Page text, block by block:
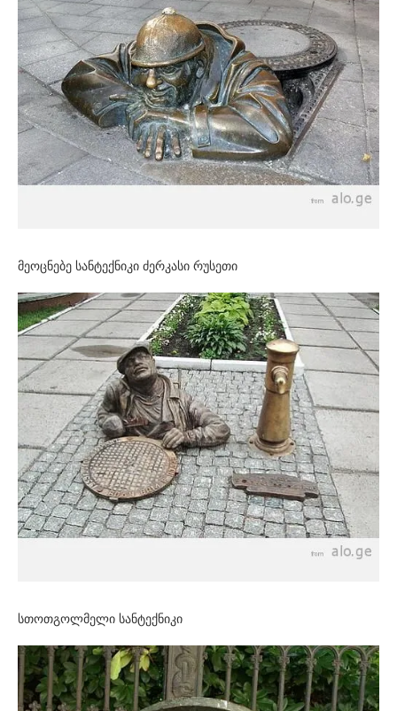
მეოცნებე სანტექნიკი ძერკასი რუსეთი
სთოთგოლმელი სანტექნიკი